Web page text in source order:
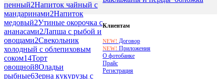
пенный2Напиток чайный с
мандаринами2Напиток
медовый2Утиные окорочка с
ананасами2Лапша с рыбой и
овощами2Свекольник
холодный с облепиховым
соком14Торт
овощной8Оладьи
рыбные6Зерна кукурузы с
Клиентам
NEW! Договор
NEW! Приложения
О фотобанке
Прайс
Регистрация